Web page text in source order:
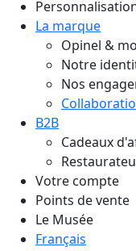
La marque
Opinel &
Notre
Nos
B2B
Cadeaux
Votre compte
Points de vente
Le Musée
Français